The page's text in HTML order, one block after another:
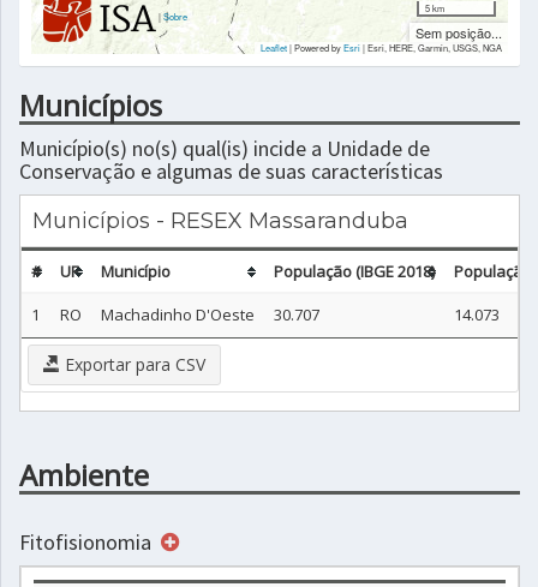
|Sobre
5 km
Sem posição...
Leaflet| Powered byEsri|Esri, HERE, Garmin, USGS, NGA
Municípios
Município(s) no(s) qual(is) incide a Unidade de
Conservação e algumas de suas características
Municípios - RESEX Massaranduba
# UF Município População (IBGE 2018)
População
1
RO Machadinho D'Oeste 30.707 14.073
Exportar para CSV
Ambiente
Fitofisionomia